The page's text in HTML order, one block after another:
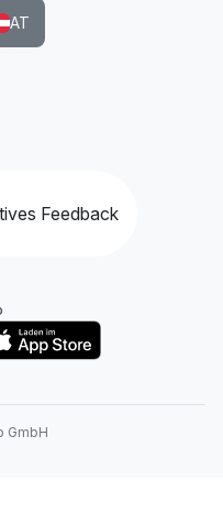
Feedback
AT
GmbH